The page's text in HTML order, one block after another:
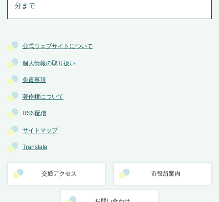
公式ウェブサイトについて
個人情報の取り扱い
免責事項
著作権について
RSS配信
サイトマップ
Translate
交通アクセス 市役所案内
分まで